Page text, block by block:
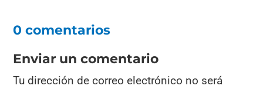
0 comentarios
Enviar un comentario
Tu dirección de correo electrónico no será